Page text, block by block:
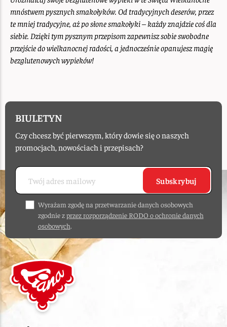
mnóstwem pysznych smakołyków. Od tradycyjnych deserów, przez
te mniej tradycyjne, aż po słone smakołyki – każdy znajdzie coś dla
siebie. Dzięki tym pysznym przepisom zapewnisz sobie swobodne
przejście do wielkanocnej radości, a jednocześnie opanujesz magię
bezglutenowych wypieków!
BIULETYN
Czy chcesz być pierwszym, który dowie się o naszych
promocjach, nowościach i przepisach?
Subskrybuj
Wyrażam zgodę na przetwarzanie danych osobowych
zgodnie zprzez rozporządzenie RODO o ochronie danych
osobowych.